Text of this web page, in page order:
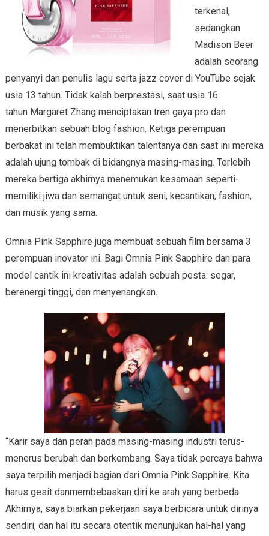
terkenal,
sedangkan
Madison Beer
adalah seorang
penyanyi dan penulis lagu serta jazz cover di YouTube sejak
usia 13 tahun. Tidak kalah berprestasi, saat usia 16
tahun Margaret Zhang menciptakan tren gaya pro dan
menerbitkan sebuah blog fashion. Ketiga perempuan
berbakat ini telah membuktikan talentanya dan saat ini mereka
adalah ujung tombak di bidangnya masing-masing. Terlebih
mereka bertiga akhirnya menemukan kesamaan seperti-
memiliki jiwa dan semangat untuk seni, kecantikan, fashion,
dan musik yang sama.
Omnia Pink Sapphire juga membuat sebuah film bersama 3
perempuan inovator ini. Bagi Omnia Pink Sapphire dan para
model cantik ini kreativitas adalah sebuah pesta: segar,
berenergi tinggi, dan menyenangkan.
“Karir saya dan peran pada masing-masing industri terus-
menerus berubah dan berkembang. Saya tidak percaya bahwa
saya terpilih menjadi bagian dari Omnia Pink Sapphire. Kita
harus gesit danmembebaskan diri ke arah yang berbeda.
Akhirnya, saya biarkan pekerjaan saya berbicara untuk dirinya
sendiri, dan hal itu secara otentik menunjukan hal-hal yang